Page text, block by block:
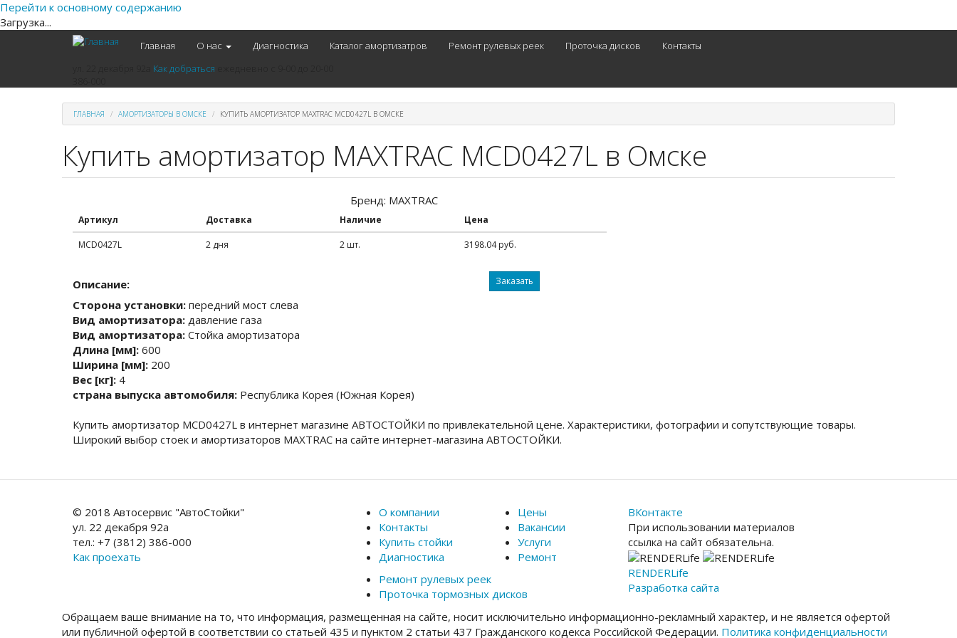
Перейти к основному содержанию
Загрузка...
Главная О нас Диагностика Каталог амортизатров Ремонт рулевых реек Проточка дисков
Контакты
Как добраться
ГЛАВНАЯ АМОРТИЗАТОРЫ В ОМСКЕ КУПИТЬ АМОРТИЗАТОР MAXTRAC MCD0427L В ОМСКЕ
Купить амортизатор MAXTRAC MCD0427L в Омске
Бренд: MAXTRAC
Артикул Доставка Наличие Цена
MCD0427L 2 дня 2 шт. 3198.04 руб.
Описание:
Сторона установки: передний мост слева
Вид амортизатора: давление газа
Вид амортизатора: Стойка амортизатора
Длина [мм]: 600
Ширина [мм]: 200
Вес [кг]: 4
страна выпуска автомобиля: Республика Корея (Южная Корея)
Заказать
Купить амортизатор MCD0427L в интернет магазине АВТОСТОЙКИ по привлекательной цене. Характеристики, фотографии и сопутствующие товары.
Широкий выбор стоек и амортизаторов MAXTRAC на сайте интернет-магазина АВТОСТОЙКИ.
© 2018 Автосервис "АвтоСтойки"
ул. 22 декабря 92а
тел.: +7 (3812) 386-000
Как проехать
О компании
Контакты
Купить стойки
Диагностика
Цены
Вакансии
Услуги
Ремонт
Ремонт рулевых реек
Проточка тормозных дисков
ВКонтакте
При использовании материалов
ссылка на сайт обязательна.
RENDERLife
Разработка сайта
Обращаем ваше внимание на то, что информация, размещенная на сайте, носит исключительно информационно-рекламный характер, и не является офертой
или публичной офертой в соответствии со статьей 435 и пунктом 2 статьи 437 Гражданского кодекса Российской Федерации. Политика конфиденциальности